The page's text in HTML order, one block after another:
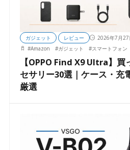
ガジェット レビュー
2026年7月27
#Amazon #ガジェット #スマートフォン
【OPPO Find X9 Ultra】
セサリー30選｜ケース・充
厳選